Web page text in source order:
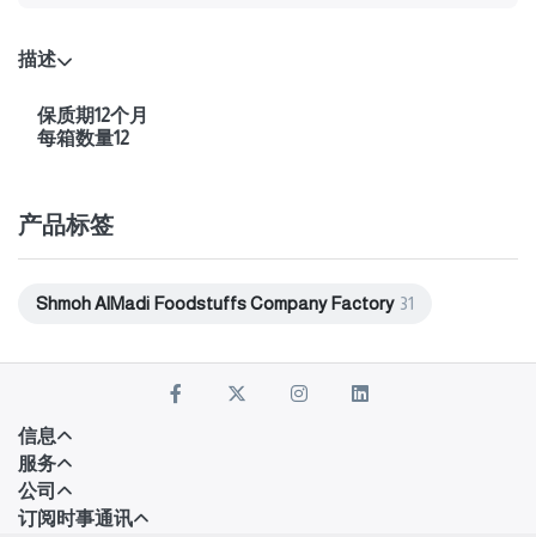
描述
保质期12个月
每箱数量12
产品标签
Shmoh AlMadi Foodstuffs Company Factory 31
信息
服务
公司
订阅时事通讯